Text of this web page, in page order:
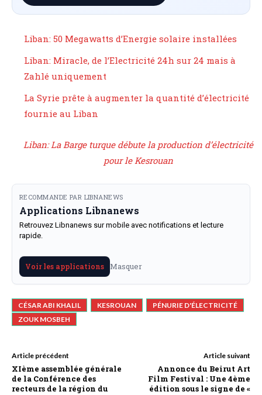
Liban: 50 Megawatts d’Energie solaire installées
Liban: Miracle, de l’Electricité 24h sur 24 mais à
Zahlé uniquement
La Syrie prête à augmenter la quantité d’électricité
fournie au Liban
Liban: La Barge turque débute la production d’électricité
pour le Kesrouan
RECOMMANDE PAR LIBNANEWS
Applications Libnanews
Retrouvez Libnanews sur mobile avec notifications et lecture
rapide.
Voir les applications Masquer
CÉSAR ABI KHALIL KESROUAN
PÉNURIE D'ÉLECTRICITÉ
ZOUK MOSBEH
Article précédent
XIème assemblée générale
de la Conférence des
recteurs de la région du
Article suivant
Annonce du Beirut Art
Film Festival : Une 4ème
édition sous le signe de «